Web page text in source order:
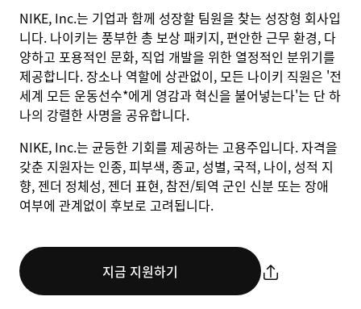
NIKE, Inc.는 기업과 함께 성장할 팀원을 찾는 성장형 회사입
니다. 나이키는 풍부한 총 보상 패키지, 편안한 근무 환경, 다
양하고 포용적인 문화, 직업 개발을 위한 열정적인 분위기를
제공합니다. 장소나 역할에 상관없이, 모든 나이키 직원은 '전
세계 모든 운동선수*에게 영감과 혁신을 불어넣는다'는 단 하
나의 강렬한 사명을 공유합니다.
NIKE, Inc.는 균등한 기회를 제공하는 고용주입니다. 자격을
갖춘 지원자는 인종, 피부색, 종교, 성별, 국적, 나이, 성적 지
향, 젠더 정체성, 젠더 표현, 참전/퇴역 군인 신분 또는 장애
여부에 관계없이 후보로 고려됩니다.
지금 지원하기